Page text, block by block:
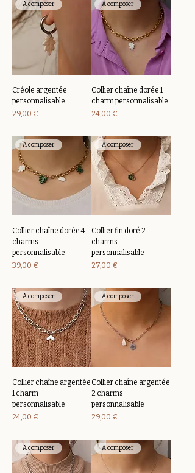
A composer
Créole argentée
personnalisable
Prix
29,00 €
A composer
Collier chaîne dorée 1
charm personnalisable
Prix
24,00 €
A composer
Collier chaîne dorée 4
charms
personnalisable
Prix
39,00 €
A composer
Collier fin doré 2
charms
personnalisable
Prix
27,00 €
A composer
Collier chaîne argentée
1 charm
personnalisable
Prix
24,00 €
A composer
Collier chaîne argentée
2 charms
personnalisable
Prix
29,00 €
A composer A composer